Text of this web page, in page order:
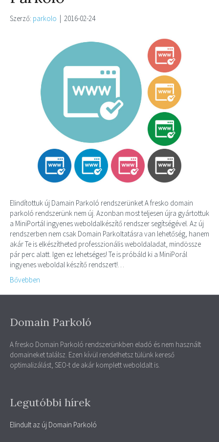
Szerző: parkolo | 2016-02-24
Elindítottuk új Damain Parkoló rendszerünket A fresko domain
parkoló rendszerünk nem új. Azonban most teljesen újra gyártottuk
a MiniPortál ingyenes weboldalkészítő rendszer segítségével. Az új
rendszerben nem csak Domain Parkoltatásra van lehetőség, hanem
akár Te is elkészítheted professzionális weboldaladat, mindössze
pár perc alatt. Igen ez lehetséges! Te is próbáld ki a MiniPorál
ingyenes weboldal készítő rendszert!…
Bővebben
Domain Parkoló
A fresko Domain Parkoló rendszerünkben eladó és nem használt
domaineket találsz. Ezen kívül rendelhetsz tülünk kereső
optimalizálást, SEO-t de akár komplett weboldalt is.
Legutóbbi hírek
Elindult az új Domain Parkoló